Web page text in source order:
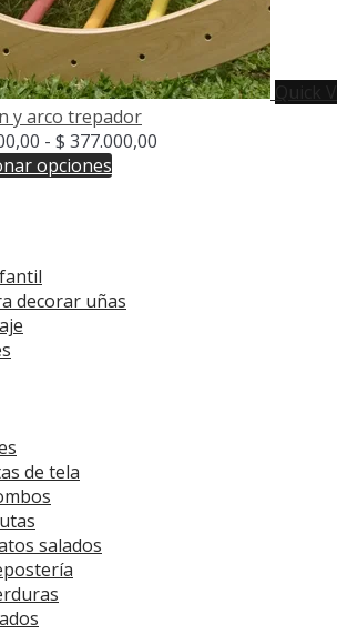
y arco trepador
- $ 377.000,00
opcionesEste
opciones
decorar uñas
de tela
salados